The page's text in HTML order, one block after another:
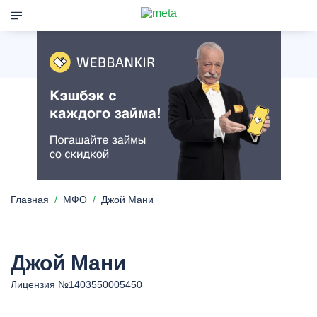
Главная МФО Джой Мани
Джой Мани
Лицензия №1403550005450